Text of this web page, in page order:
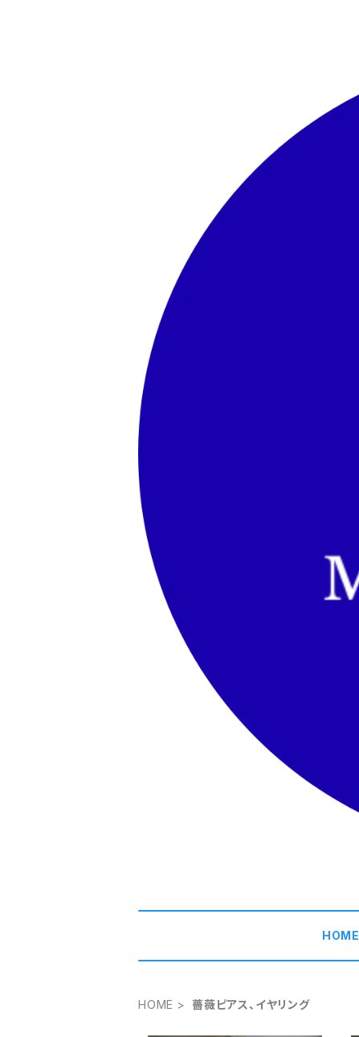
HOME
HOME 薔薇ピアス、イヤリング